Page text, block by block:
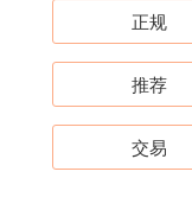
正规
推荐
交易